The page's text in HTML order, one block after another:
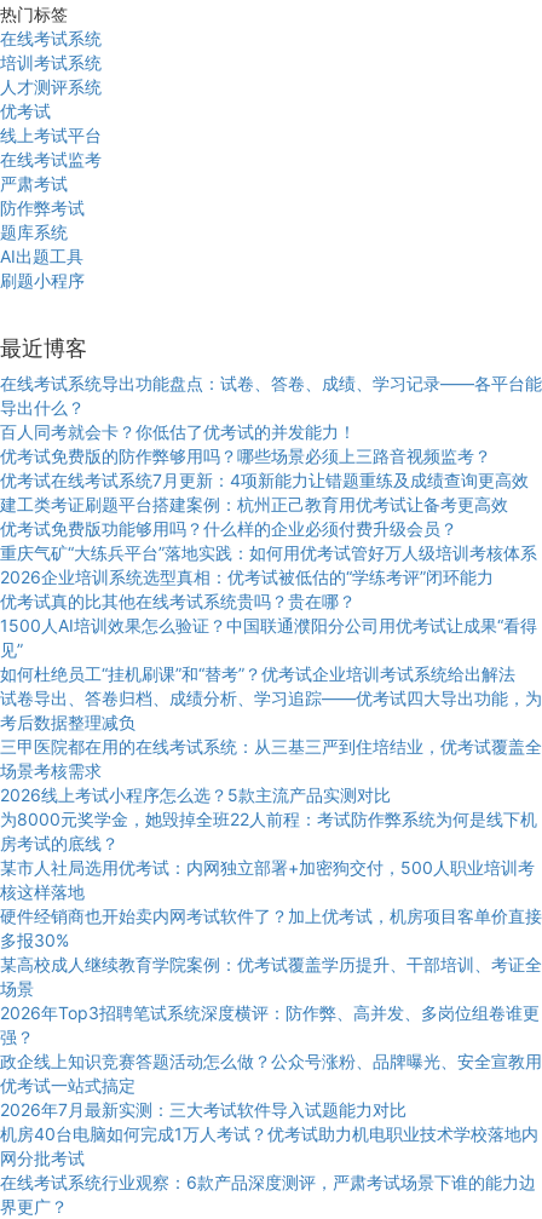
热门标签
在线考试系统
培训考试系统
人才测评系统
优考试
线上考试平台
在线考试监考
严肃考试
防作弊考试
题库系统
AI出题工具
刷题小程序
最近博客
在线考试系统导出功能盘点：试卷、答卷、成绩、学习记录——各平台能
导出什么？
百人同考就会卡？你低估了优考试的并发能力！
优考试免费版的防作弊够用吗？哪些场景必须上三路音视频监考？
优考试在线考试系统7月更新：4项新能力让错题重练及成绩查询更高效
建工类考证刷题平台搭建案例：杭州正己教育用优考试让备考更高效
优考试免费版功能够用吗？什么样的企业必须付费升级会员？
重庆气矿“大练兵平台”落地实践：如何用优考试管好万人级培训考核体系
2026企业培训系统选型真相：优考试被低估的“学练考评”闭环能力
优考试真的比其他在线考试系统贵吗？贵在哪？
1500人AI培训效果怎么验证？中国联通濮阳分公司用优考试让成果“看得
见”
如何杜绝员工“挂机刷课”和“替考”？优考试企业培训考试系统给出解法
试卷导出、答卷归档、成绩分析、学习追踪——优考试四大导出功能，为
考后数据整理减负
三甲医院都在用的在线考试系统：从三基三严到住培结业，优考试覆盖全
场景考核需求
2026线上考试小程序怎么选？5款主流产品实测对比
为8000元奖学金，她毁掉全班22人前程：考试防作弊系统为何是线下机
房考试的底线？
某市人社局选用优考试：内网独立部署+加密狗交付，500人职业培训考
核这样落地
硬件经销商也开始卖内网考试软件了？加上优考试，机房项目客单价直接
多报30%
某高校成人继续教育学院案例：优考试覆盖学历提升、干部培训、考证全
场景
2026年Top3招聘笔试系统深度横评：防作弊、高并发、多岗位组卷谁更
强？
政企线上知识竞赛答题活动怎么做？公众号涨粉、品牌曝光、安全宣教用
优考试一站式搞定
2026年7月最新实测：三大考试软件导入试题能力对比
机房40台电脑如何完成1万人考试？优考试助力机电职业技术学校落地内
网分批考试
在线考试系统行业观察：6款产品深度测评，严肃考试场景下谁的能力边
界更广？